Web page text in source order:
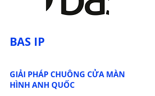
BAS IP
GIẢI PHÁP CHUÔNG CỬA MÀN
HÌNH ANH QUỐC